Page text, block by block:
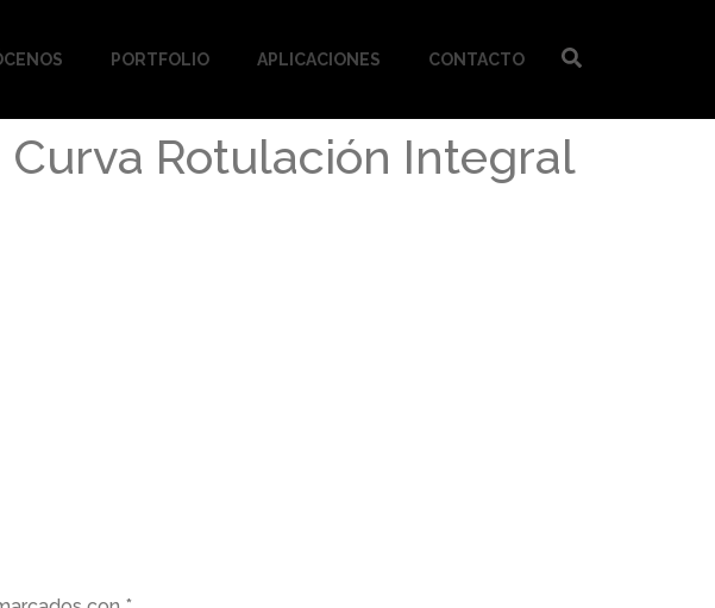
PORTFOLIO APLICACIONES CONTACTO
Rotulación Integral